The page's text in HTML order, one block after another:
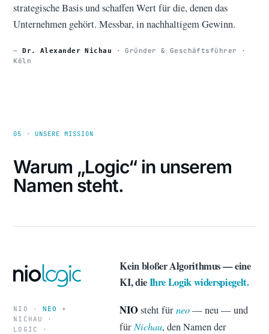
strategische Basis und schaffen Wert für die, denen das
Unternehmen gehört. Messbar, in nachhaltigem Gewinn.
—Dr. Alexander Nichau
· Gründer & Geschäftsführer ·
Köln
05 · UNSERE MISSION
Warum „Logic“ in unserem
Namen steht.
NIO · NEO
+
NICHAU ·
LOGIC ·
Kein bloßer Algorithmus — eine
KI, dieIhre Logik widerspiegelt.
NIOsteht fürneo— neu — und
fürNichau, den Namen der